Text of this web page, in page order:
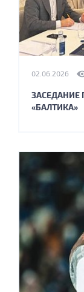
02.06.2026
ЗАСЕДАНИЕ
«БАЛТИКА»